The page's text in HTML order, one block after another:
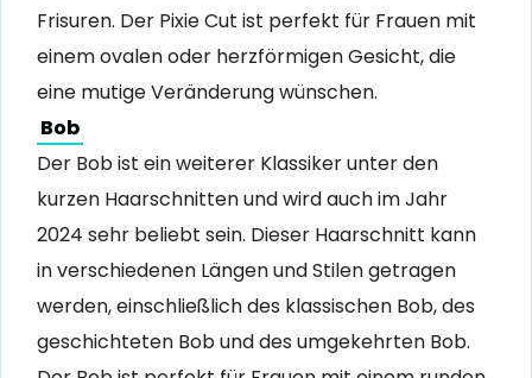
Frisuren. Der Pixie Cut ist perfekt für Frauen mit
einem ovalen oder herzförmigen Gesicht, die
eine mutige Veränderung wünschen.
Bob
Der Bob ist ein weiterer Klassiker unter den
kurzen Haarschnitten und wird auch im Jahr
2024 sehr beliebt sein. Dieser Haarschnitt kann
in verschiedenen Längen und Stilen getragen
werden, einschließlich des klassischen Bob, des
geschichteten Bob und des umgekehrten Bob.